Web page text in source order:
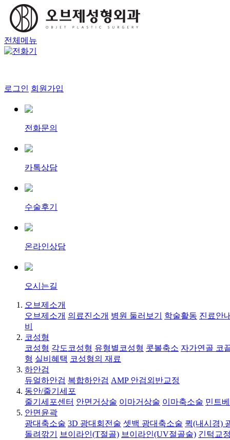
전체메뉴
로그인 회원가입
전화문의
카톡상담
수술후기
온라인상담
오시는길
오브제소개
오브제소개 의료진소개 병원 둘러보기 학술활동 진료안
비
코성형
코성형 각도코성형 유형별코성형 콧볼축소 자가연골 코
형 실비혜택 코성형의 재료
하안검
듀얼하안검 복합하안검 AMP 안검외반교정
동안/줄기세포
줄기세포센터 안면거상술 이마거상술 이마축소술 민트
안면윤곽
광대축소술 3D 광대회전술 셋백 광대축소술 퀵(내시경)
돌려깎기
브이라인(T절골) 브이라인(UV절골술) 긴턱교